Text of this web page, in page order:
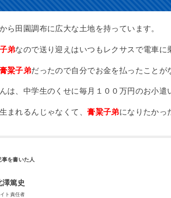
ら田園調布に広大な土地を持っています。
弟なので送り迎えはいつもレクサスで電車に
膏粱子弟だったので自分でお金を払ったことが
は、中学生のくせに毎月１００万円のお小遣
まれるんじゃなくて、膏粱子弟になりたかっ
澤篤史
ト責任者